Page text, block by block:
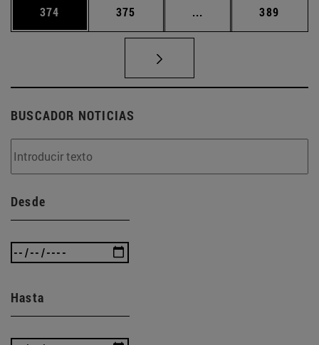
Página
374 Página
375 ... Páginas intermedias
Página
389
BUSCADOR NOTICIAS
Desde
Hasta